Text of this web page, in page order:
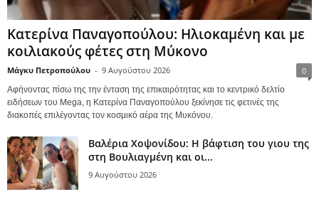
Κατερίνα Παναγοπούλου: Ηλιοκαμένη και με
κοιλιακούς φέτες στη Μύκονο
Μάγκυ Πετροπούλου - 9 Αυγούστου 2026 0
Αφήνοντας πίσω της την ένταση της επικαιρότητας και το κεντρικό δελτίο
ειδήσεων του Mega, η Κατερίνα Παναγοπούλου ξεκίνησε τις φετινές της
διακοπές επιλέγοντας τον κοσμικό αέρα της Μυκόνου.
Βαλέρια Χοψονίδου: Η βάφτιση του γιου της
στη Βουλιαγμένη και οι...
9 Αυγούστου 2026